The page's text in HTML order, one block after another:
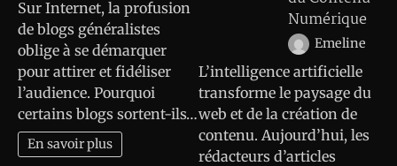
Sur Internet, la profusion
de blogs généralistes
oblige à se démarquer
pour attirer et fidéliser
l’audience. Pourquoi
certains blogs sortent-ils…
En savoir plus
Numérique
Emeline
L’intelligence artificielle
transforme le paysage du
web et de la création de
contenu. Aujourd’hui, les
rédacteurs d’articles